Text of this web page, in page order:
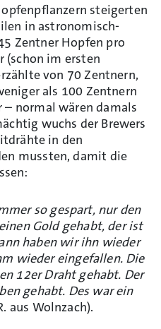
steigerten
in astronomisch-
Zentner Hopfen pro
(schon im ersten
von 70 Zentnern,
als 100 Zentnern
– normal wären damals
wuchs der Brewers
in den
mussten, damit die
so gespart, nur den
Gold gehabt, der ist
haben wir ihn wieder
wieder eingefallen. Die
12er Draht gehabt. Der
gehabt. Des war ein
aus Wolnzach).